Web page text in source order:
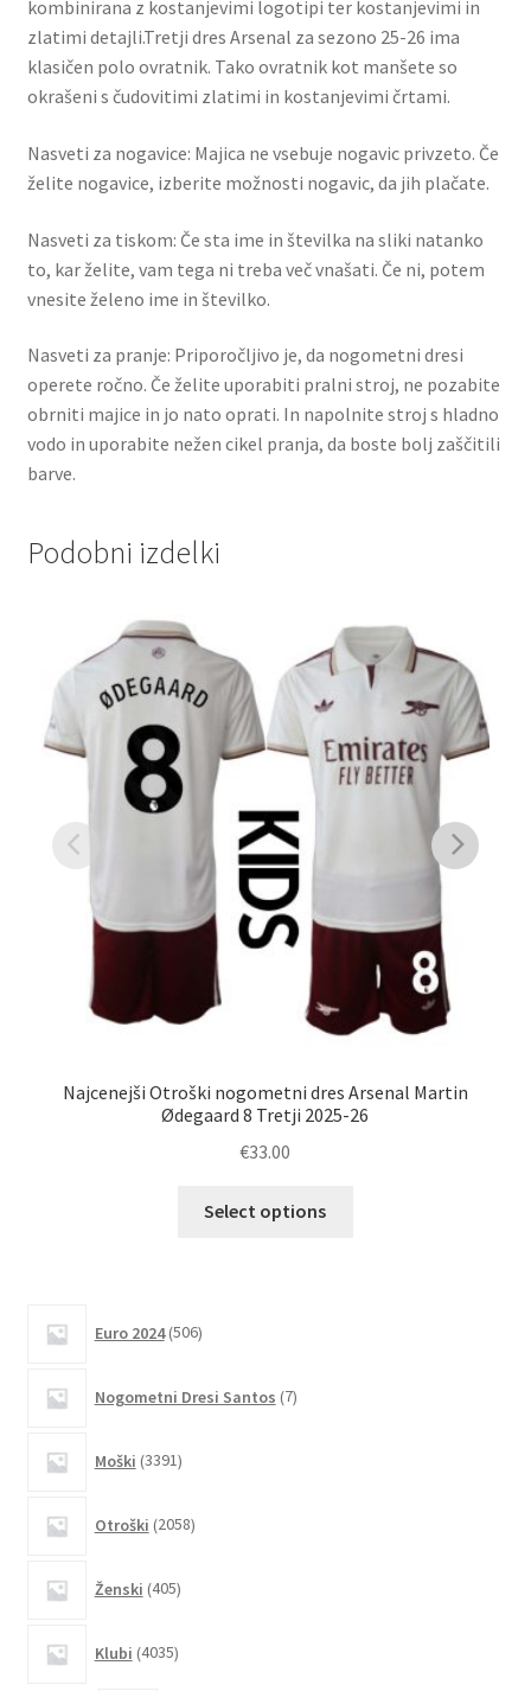
kombinirana z kostanjevimi logotipi ter kostanjevimi in
zlatimi detajli.Tretji dres Arsenal za sezono 25-26 ima
klasičen polo ovratnik. Tako ovratnik kot manšete so
okrašeni s čudovitimi zlatimi in kostanjevimi črtami.
Nasveti za nogavice: Majica ne vsebuje nogavic privzeto. Če
želite nogavice, izberite možnosti nogavic, da jih plačate.
Nasveti za tiskom: Če sta ime in številka na sliki natanko
to, kar želite, vam tega ni treba več vnašati. Če ni, potem
vnesite želeno ime in številko.
Nasveti za pranje: Priporočljivo je, da nogometni dresi
operete ročno. Če želite uporabiti pralni stroj, ne pozabite
obrniti majice in jo nato oprati. In napolnite stroj s hladno
vodo in uporabite nežen cikel pranja, da boste bolj zaščitili
barve.
Podobni izdelki
Najcenejši Otroški nogometni dres Arsenal Martin
Ødegaard 8 Tretji 2025-26
€33.00
Select options
Euro 2024 506izdelkov
Nogometni Dresi Santos 7izdelkov
Moški 3391izdelkov
Otroški 2058izdelkov
Ženski 405izdelkov
Klubi 4035izdelkov